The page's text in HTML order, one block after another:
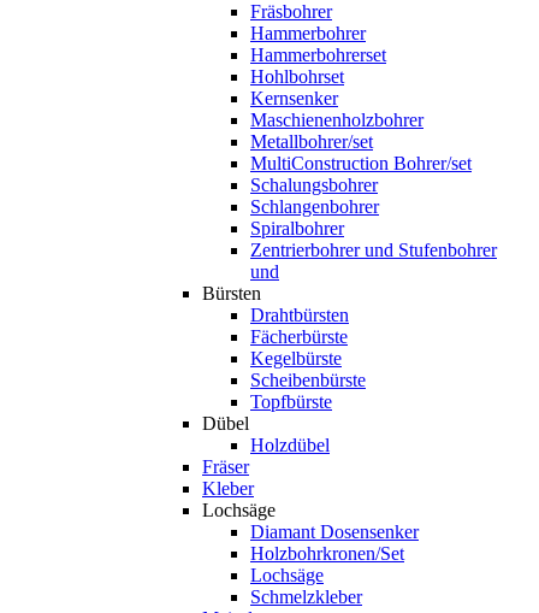
Fräsbohrer
Hammerbohrer
Hammerbohrerset
Hohlbohrset
Kernsenker
Maschienenholzbohrer
Metallbohrer/set
MultiConstruction Bohrer/set
Schalungsbohrer
Schlangenbohrer
Spiralbohrer
Zentrierbohrer und Stufenbohrer
und
Bürsten
Drahtbürsten
Fächerbürste
Kegelbürste
Scheibenbürste
Topfbürste
Dübel
Holzdübel
Fräser
Kleber
Lochsäge
Diamant Dosensenker
Holzbohrkronen/Set
Lochsäge
Schmelzkleber